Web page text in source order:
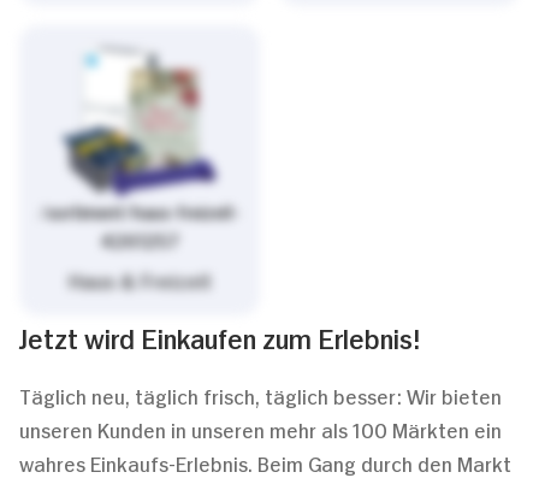
/sortiment/haus-freizeit-
4261257
Haus & Freizeit
Jetzt wird Einkaufen zum Erlebnis!
Täglich neu, täglich frisch, täglich besser: Wir bieten
unseren Kunden in unseren mehr als 100 Märkten ein
wahres Einkaufs-Erlebnis. Beim Gang durch den Markt